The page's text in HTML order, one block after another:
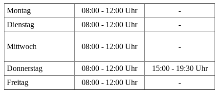
Montag 08:00 - 12:00 Uhr
-
Dienstag
08:00 - 12:00 Uhr -
Mittwoch 08:00 - 12:00 Uhr -
Donnerstag 08:00 - 12:00 Uhr
15:00 - 19:30 Uhr
Freitag
08:00 - 12:00 Uhr -